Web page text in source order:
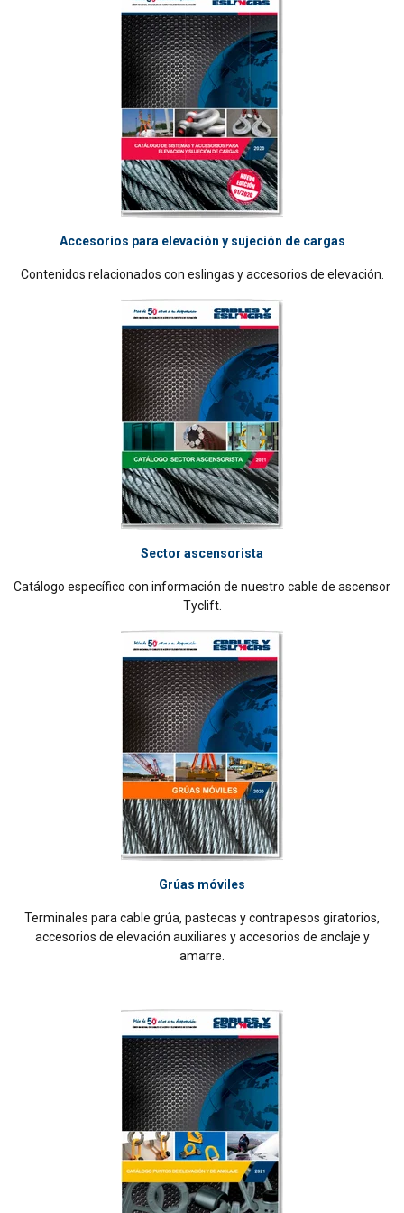
Accesorios para elevación y sujeción de cargas
Contenidos relacionados con eslingas y accesorios de elevación.
Sector ascensorista
Catálogo específico con información de nuestro cable de ascensor
Tyclift.
Grúas móviles
Terminales para cable grúa, pastecas y contrapesos giratorios,
accesorios de elevación auxiliares y accesorios de anclaje y
amarre.